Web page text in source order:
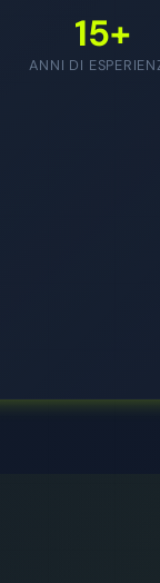
15+
ANNI DI